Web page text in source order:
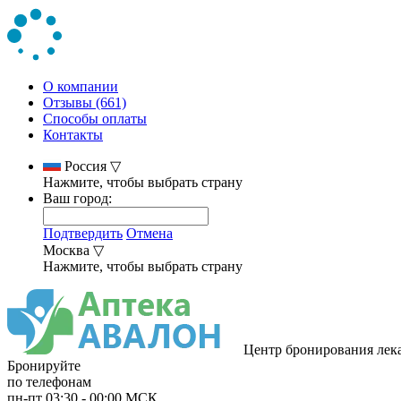
О компании
Отзывы (661)
Способы оплаты
Контакты
Россия ▽
Нажмите, чтобы выбрать страну
Ваш город:
Подтвердить Отмена
Москва ▽
Нажмите, чтобы выбрать страну
Центр бронирования
Бронируйте
по телефонам
пн-пт 03:30 - 00:00 МСК